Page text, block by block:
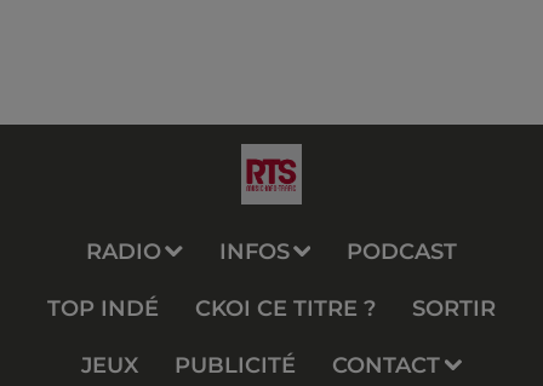
RADIO INFOS PODCAST
TOP INDÉ CKOI CE TITRE ? SORTIR
JEUX PUBLICITÉ CONTACT